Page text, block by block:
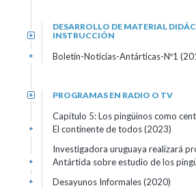
DESARROLLO DE MATERIAL
INSTRUCCIÓN
+
Boletín-Noticias-Antárticas-Nº1
+
PROGRAMAS EN RADIO O TV
+
Capítulo 5: Los pingüinos como
El continente de todos (2023)
+
Investigadora uruguaya realizará
Antártida sobre estudio de los
+
Desayunos Informales (2020)
+